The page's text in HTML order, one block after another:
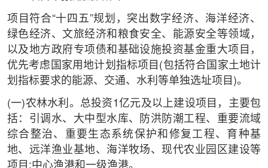
项目符合“十四五”规划，突出数字经济、海洋经济、
绿色经济、文旅经济和粮食安全、能源安全等领域，
以及地方政府专项债和基础设施投资基金重大项目，
优先考虑国家用地计划指标项目(包括符合国家土地计
划指标要求的能源、交通、水利等单独选址项目)。
(一)农林水利。总投资1亿元及以上建设项目，主要包
括：引调水、大中型水库、防洪防潮工程、重要流域
综合整治、重要生态系统保护和修复工程、育种基
地、远洋渔业基地、海洋牧场、现代农业园区建设等
项目;中心渔港和一级渔港。